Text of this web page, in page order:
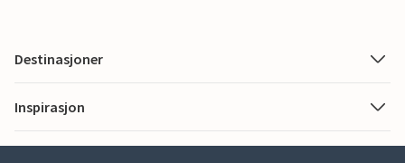
Destinasjoner
Inspirasjon